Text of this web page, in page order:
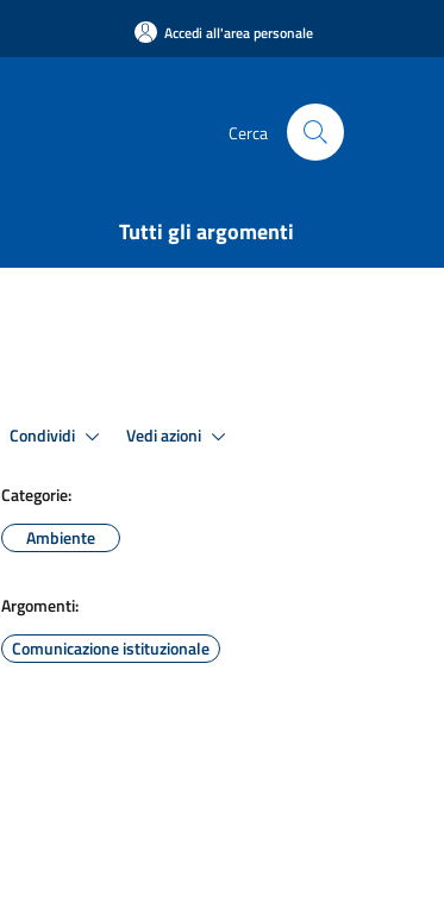
Accedi all'area personale
Cerca
Tutti gli argomenti
Condividi Vedi azioni
Categorie:
Ambiente
Argomenti:
Comunicazione istituzionale